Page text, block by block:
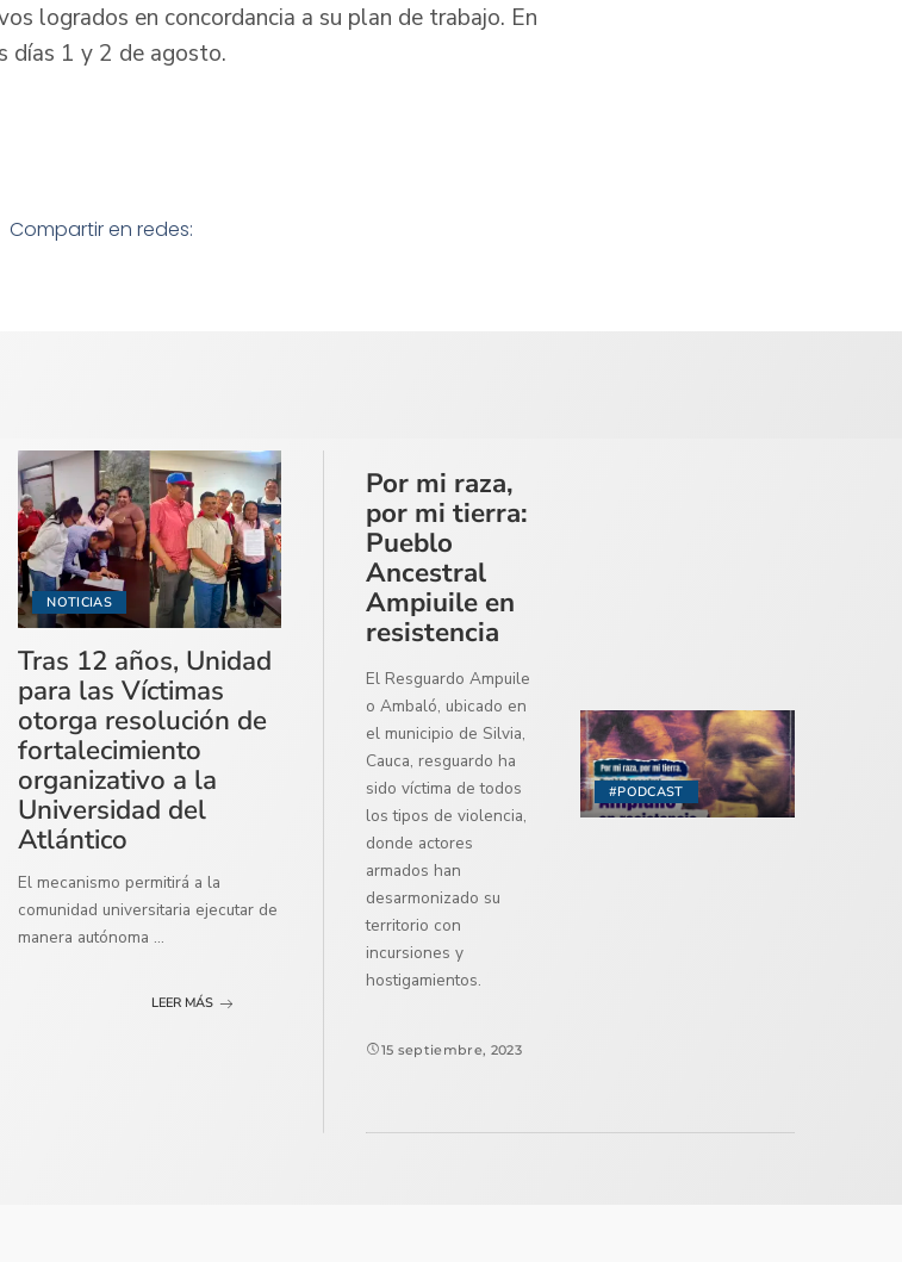
logrados en concordancia a su plan de trabajo. En
días 1 y 2 de agosto.
Compartir en redes:
NOTICIAS
Tras 12 años, Unidad
para las Víctimas
otorga resolución de
fortalecimiento
organizativo a la
Universidad del
Atlántico
El mecanismo permitirá a la
comunidad universitaria ejecutar de
manera autónoma ...
LEER MÁS
#PODCAST
Por mi raza,
por mi tierra:
Pueblo
Ancestral
Ampiuile en
resistencia
El Resguardo Ampuile
o Ambaló, ubicado en
el municipio de Silvia,
Cauca, resguardo ha
sido víctima de todos
los tipos de violencia,
donde actores
armados han
desarmonizado su
territorio con
incursiones y
hostigamientos.
15 septiembre, 2023